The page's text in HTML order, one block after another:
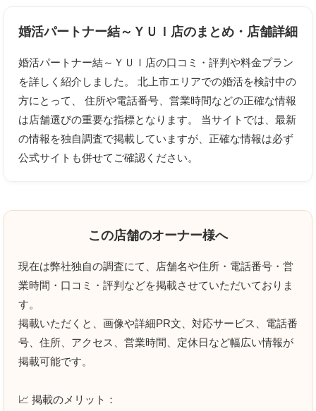
表示された文字を入力してください。
クチコミのタイトル
クチコミ内容
婚活パートナー結～ＹＵＩ店のまとめ・店舗詳細
婚活パートナー結～ＹＵＩ店の口コミ・評判や料金プラン
を詳しく紹介しました。 北上市エリアでの婚活を検討中の
方にとって、 住所や電話番号、営業時間などの正確な情報
は店舗選びの重要な指標となります。 当サイトでは、最新
の情報を独自調査で掲載していますが、正確な情報は必ず
公式サイトも併せてご確認ください。
この店舗のオーナー様へ
現在は弊社独自の調査にて、店舗名や住所・電話番号・営
業時間・口コミ・評判などを掲載させていただいておりま
す。
掲載いただくと、画像や詳細PR文、対応サービス、電話番
号、住所、アクセス、営業時間、定休日など幅広い情報が
掲載可能です。
📈 掲載のメリット：